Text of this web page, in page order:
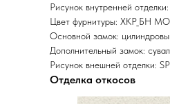
Рисунок внутренней
Цвет фурнитуры: ХКР_БН
Основной замок:
Дополнительный замок:
Рисунок внешней отделки:
Отделка откосов